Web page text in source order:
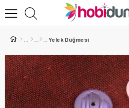
Yelek Düğmesi